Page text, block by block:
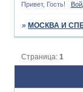
Привет, Гость!
» МОСКВА И
Страница:1